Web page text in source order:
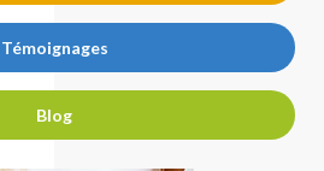
Témoignages
Blog